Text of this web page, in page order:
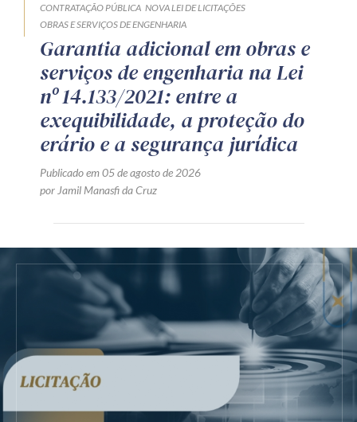
CONTRATAÇÃO PÚBLICA NOVA LEI DE LICITAÇÕES
OBRAS E SERVIÇOS DE ENGENHARIA
Garantia adicional em obras e
serviços de engenharia na Lei
nº 14.133/2021: entre a
exequibilidade, a proteção do
erário e a segurança jurídica
Publicado em 05 de agosto de 2026
por Jamil Manasfi da Cruz